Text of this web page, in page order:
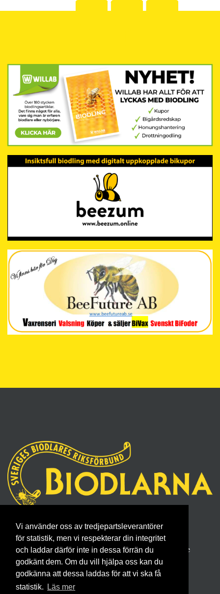
Vi använder oss av tredjepartsleverantörer
för statistik, men vi respekterar din integritet
och laddar därför inte in dessa förrän du
godkänt dem. Om du vill hjälpa oss kan du
godkänna att dessa laddas för att vi ska få
statistik.
Läs mer
Sveriges Biodlares Riksförbund
Borgmästaregatan 26, 596 34 Skänninge
Telefon 0142- 48 20 00, E-post: info@biodlarna.se
Köpvillkor för medlemskap